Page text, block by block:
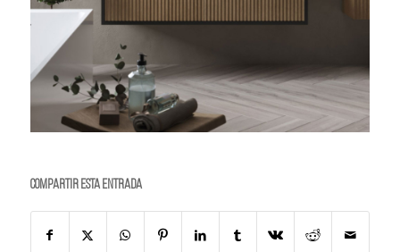
Compartir esta entrada